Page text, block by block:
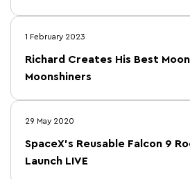
1 February 2023
Richard Creates His Best
Moonshiners
29 May 2020
SpaceX's Reusable Falcon 9
Launch LIVE